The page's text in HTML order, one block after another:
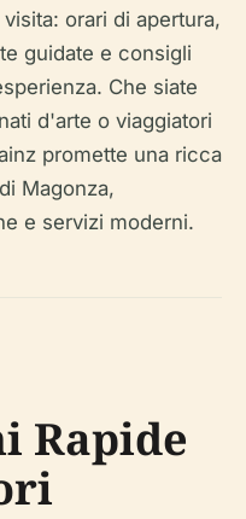
orari di apertura,
guidate e consigli
Che siate
d'arte o viaggiatori
promette una ricca
Magonza,
e servizi moderni.
Rapide